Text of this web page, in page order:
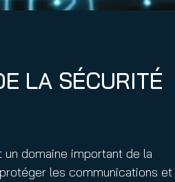
LA SÉCURITÉ
un domaine important de la
les communications et